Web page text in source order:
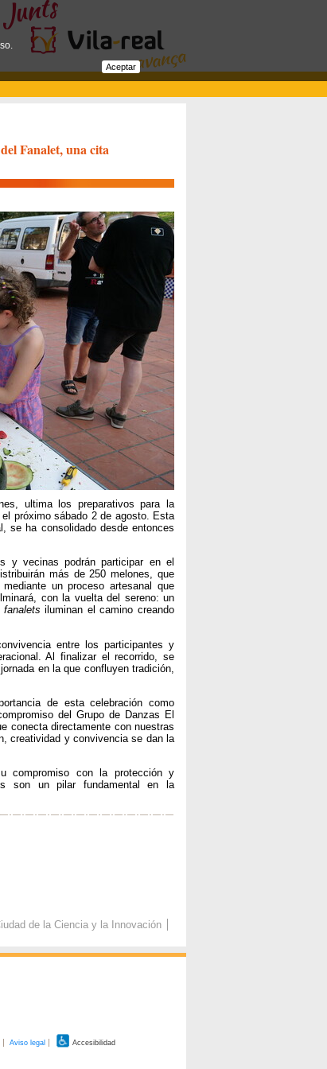
Fanalet, una cita
ultima los preparativos para la
próximo sábado 2 de agosto. Esta
se ha consolidado desde entonces
y vecinas podrán participar en el
más de 250 melones, que
un proceso artesanal que
con la vuelta del sereno: un
fanalets iluminan el camino creando
entre los participantes y
Al finalizar el recorrido, se
en la que confluyen tradición,
de esta celebración como
del Grupo de Danzas El
conecta directamente con nuestras
creatividad y convivencia se dan la
compromiso con la protección y
son un pilar fundamental en la
de la Ciencia y la Innovación
Aviso legal Accesibilidad
Aceptar